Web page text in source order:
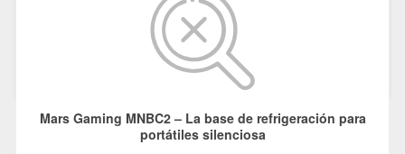
Mars Gaming MNBC2 – La base de refrigeración para
portátiles silenciosa